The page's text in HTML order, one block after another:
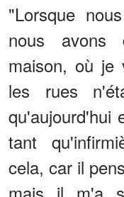
"Lorsque
nous avons
maison, où je
les rues
qu'aujourd'hui
tant
cela, car il